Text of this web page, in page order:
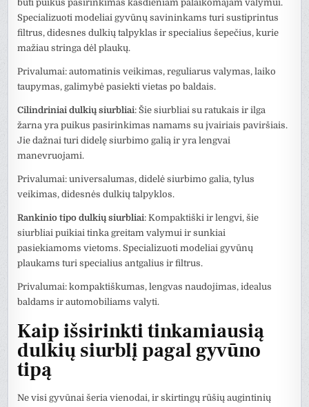
būti puikus pasirinkimas kasdieniam palaikomajam valymui.
Specializuoti modeliai gyvūnų savininkams turi sustiprintus
filtrus, didesnes dulkių talpyklas ir specialius šepečius, kurie
mažiau stringa dėl plaukų.
Privalumai: automatinis veikimas, reguliarus valymas, laiko
taupymas, galimybė pasiekti vietas po baldais.
Cilindriniai dulkių siurbliai: Šie siurbliai su ratukais ir ilga
žarna yra puikus pasirinkimas namams su įvairiais paviršiais.
Jie dažnai turi didelę siurbimo galią ir yra lengvai
manevruojami.
Privalumai: universalumas, didelė siurbimo galia, tylus
veikimas, didesnės dulkių talpyklos.
Rankinio tipo dulkių siurbliai: Kompaktiški ir lengvi, šie
siurbliai puikiai tinka greitam valymui ir sunkiai
pasiekiamoms vietoms. Specializuoti modeliai gyvūnų
plaukams turi specialius antgalius ir filtrus.
Privalumai: kompaktiškumas, lengvas naudojimas, idealus
baldams ir automobiliams valyti.
Kaip išsirinkti tinkamiausią
dulkių siurblį pagal gyvūno
tipą
Ne visi gyvūnai šeria vienodai, ir skirtingų rūšių augintinių